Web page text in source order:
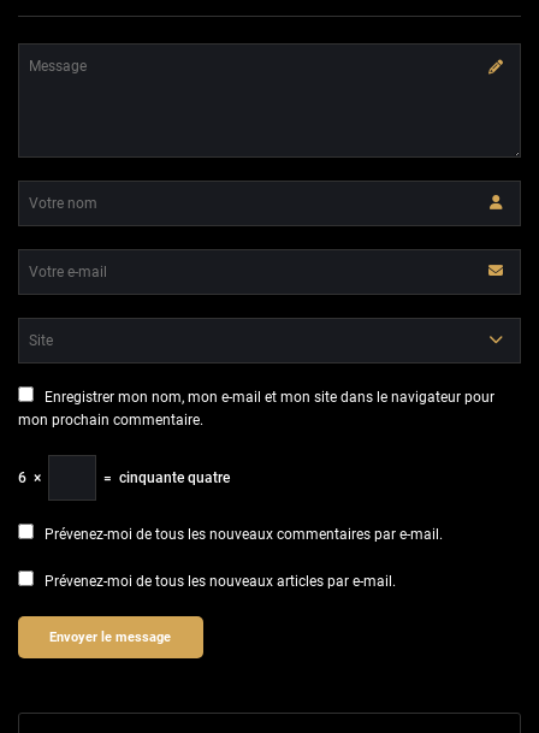
Enregistrer mon nom, mon e-mail et mon site dans le navigateur pour
mon prochain commentaire.
6 × = cinquante quatre
Prévenez-moi de tous les nouveaux commentaires par e-mail.
Prévenez-moi de tous les nouveaux articles par e-mail.